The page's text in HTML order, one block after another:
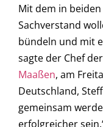
Mit dem in
Sachverstand
bündeln und mit
sagte der Chef
Maaßen, am
Deutschland,
gemeinsam
erfolgreicher